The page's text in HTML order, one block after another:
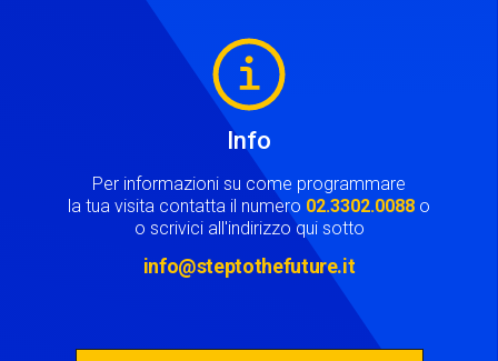
Info
Per informazioni su come programmare
la tua visita contatta il numero 02.3302.0088 o
o scrivici all'indirizzo qui sotto
info@steptothefuture.it